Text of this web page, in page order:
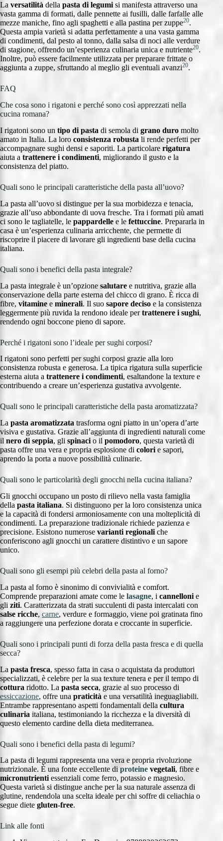
La versatilità della pasta di legumi si manifesta attraverso una
vasta gamma di formati, dalle pennette ai fusilli, dalle farfalle alle
mezze maniche, fino agli spaghetti e alla pastina per zuppe20.
Questa ampia varietà si adatta perfettamente a una vasta gamma
di condimenti, dal pesto al tonno, dalla salsa di noci alle verdure
di stagione, offrendo un’esperienza culinaria unica e nutriente20.
Inoltre, può essere facilmente utilizzata per preparare frittate o
aggiunta a zuppe, sfruttando al meglio gli eventuali avanzi20.
FAQ
Che cosa sono i rigatoni e perché sono così apprezzati nella
cucina romana?
I rigatoni sono un tipo di pasta di semola di grano duro molto
amato in Italia. La loro consistenza robusta li rende perfetti per
accompagnare sughi densi e saporiti. La particolare rigatura
aiuta a trattenere i condimenti, migliorando il gusto e la
consistenza del piatto.
Quali sono le principali caratteristiche della pasta all’uovo?
La pasta all’uovo si distingue per la sua morbidezza e tenacia,
grazie all’uso abbondante di uova fresche. Tra i formati più amati
ci sono le tagliatelle, le pappardelle e le fettuccine. Prepararla in
casa è un’esperienza culinaria arricchente, che permette di
riscoprire il piacere di lavorare gli ingredienti base della cucina
italiana.
Quali sono i benefici della pasta integrale?
La pasta integrale è un’opzione salutare e nutritiva, grazie alla
conservazione della parte esterna del chicco di grano. È ricca di
fibre, vitamine e minerali. Il suo sapore deciso e la consistenza
leggermente più ruvida la rendono ideale pertrattenere i sughi,
rendendo ogni boccone pieno di sapore.
Perché i rigatoni sono l’ideale per sughi corposi?
I rigatoni sono perfetti per sughi corposi grazie alla loro
consistenza robusta e generosa. La tipica rigatura sulla superficie
esterna aiuta a trattenere i condimenti, esaltandone la texture e
contribuendo a creare un’esperienza gustativa avvolgente.
Quali sono le principali caratteristiche della pasta aromatizzata?
La pasta aromatizzata trasforma ogni piatto in un’opera d’arte
visiva e gustativa. Grazie all’aggiunta di ingredienti naturali come
il nero di seppia, gli spinaci o il pomodoro, questa varietà di
pasta offre una vera e propria esplosione di colori e sapori,
aprendo la porta a nuove possibilità culinarie.
Quali sono le particolarità degli gnocchi nella cucina italiana?
Gli gnocchi occupano un posto di rilievo nella vasta famiglia
della pasta italiana. Si distinguono per la loro consistenza unica
e la capacità di fondersi armoniosamente con una molteplicità di
condimenti. La preparazione tradizionale richiede pazienza e
precisione. Esistono numerose varianti regionali che
conferiscono agli gnocchi un carattere distintivo e un sapore
unico.
Quali sono gli esempi più celebri della pasta al forno?
La pasta al forno è sinonimo di convivialità e comfort.
Comprende preparazioni amate come le lasagne, i cannelloni e
gli ziti. Caratterizzata da strati succulenti di pasta intercalati con
salse ricche, carne, verdure e formaggio, viene poi gratinata fino
a raggiungere una perfezione dorata e croccante in superficie.
Quali sono i principali punti di forza della pasta fresca e di quella
secca?
La pasta fresca, spesso fatta in casa o acquistata da produttori
specializzati, è celebre per la sua texture tenera e per il tempo di
cottura ridotto. La pasta secca, grazie al suo processo di
essiccazione, offre una praticità e una versatilità ineguagliabili.
Entrambe rappresentano aspetti fondamentali della cultura
culinaria italiana, testimoniando la ricchezza e la diversità di
questo elemento cardine della dieta mediterranea.
Quali sono i benefici della pasta di legumi?
La pasta di legumi rappresenta una vera e propria rivoluzione
nutrizionale. È una fonte eccellente di proteine vegetali, fibre e
micronutrienti essenziali come ferro, potassio e magnesio.
Questa varietà si distingue anche per la sua naturale assenza di
glutine, rendendola una scelta ideale per chi soffre di celiachia o
segue diete gluten-free.
Link alle fonti